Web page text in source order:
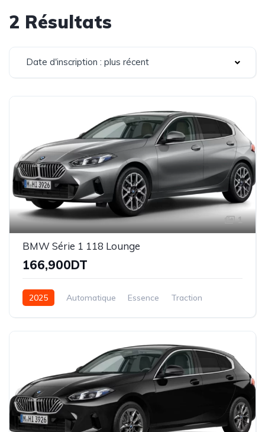
2 Résultats
Date d'inscription : plus récent
1
BMW Série 1 118 Lounge
166,900DT
2025 Automatique Essence Traction